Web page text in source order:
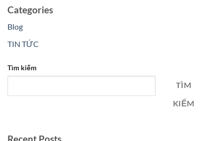
Categories
Blog
TIN TỨC
Tìm kiếm
TÌM
KIẾM